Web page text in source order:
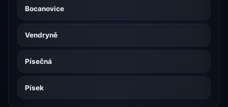
Bocanovice
Vendryně
Písečná
Písek